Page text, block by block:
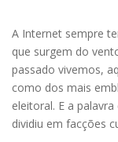
A Internet sempre
que surgem do
passado vivemos,
como dos mais
eleitoral. E a
dividiu em facções